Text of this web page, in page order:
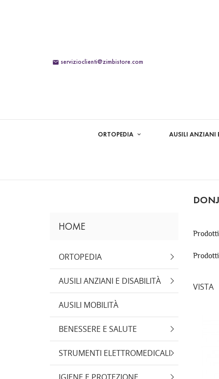
 servizioclienti@zimbistore.com
ORTOPEDIA AUSILI ANZIANI
HOME
ORTOPEDIA
AUSILI ANZIANI E DISABILITÀ
AUSILI MOBILITÀ
BENESSERE E SALUTE
STRUMENTI ELETTROMEDICALI
VISTA